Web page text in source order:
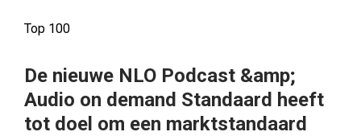
Top 100
De nieuwe NLO Podcast &amp;
Audio on demand Standaard heeft
tot doel om een marktstandaard